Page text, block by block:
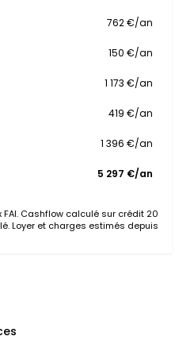
762 €/an
150 €/an
1 173 €/an
419 €/an
1 396 €/an
5 297 €/an
Cashflow calculé sur crédit 20
Loyer et charges estimés depuis